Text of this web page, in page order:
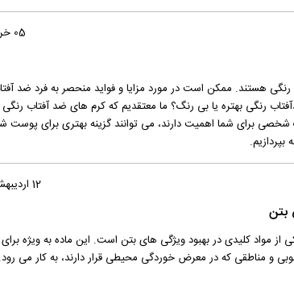
05 خرداد 1404
هستند. ممکن است در مورد مزایا و فواید منحصر به فرد ضد
رنگی بهتره یا بی رنگ؟ ما معتقدیم که کرم های ضد آفتاب
برای شما اهمیت دارند، می توانند گزینه بهتری برای پوست
12 اردیبهشت 1404
بتن
مواد کلیدی در بهبود ویژگی های بتن است. این ماده به ویژه
و مناطقی که در معرض خوردگی محیطی قرار دارند، به کار می